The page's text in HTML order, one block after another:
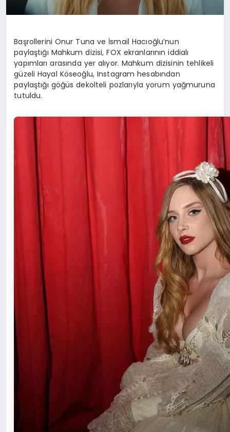
Başrollerini Onur Tuna ve İsmail Hacıoğlu’nun
paylaştığı Mahkum dizisi, FOX ekranlarının iddialı
yapımları arasında yer alıyor. Mahkum dizisinin tehlikeli
güzeli Hayal Köseoğlu, Instagram hesabından
paylaştığı göğüs dekolteli pozlarıyla yorum yağmuruna
tutuldu.